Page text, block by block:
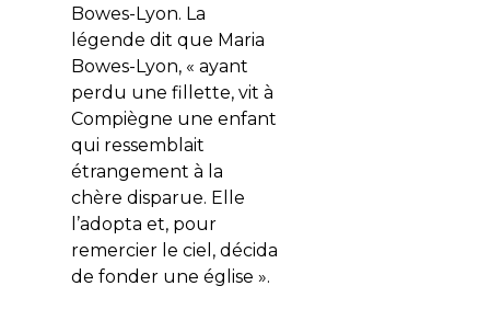
Bowes-Lyon. La
légende dit que Maria
Bowes-Lyon, « ayant
perdu une fillette, vit à
Compiègne une enfant
qui ressemblait
étrangement à la
chère disparue. Elle
l’adopta et, pour
remercier le ciel, décida
de fonder une église ».